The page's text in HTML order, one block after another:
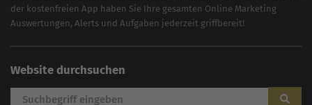
der kostenfreien App haben Sie Ihre gesamten Online Marketing
Auswertungen, Alerts und Aufgaben jederzeit griffbereit!
Website durchsuchen